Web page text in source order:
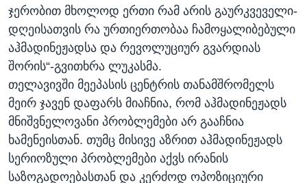
ჯერობით მხოლოდ ერთი რამ არის გაურკვეველი-
დღეისათვის რა ურთიერთობაა ჩამოყალიბებული
აჰმადინეჟადსა და რევოლუციურ გვარდიას
შორის“-გვითხრა ლუკასმა.
თელავივში მეეპასის ცენტრის თანამშრომელს
მეირ ჯავენ დაფარს მიაჩნია, რომ აჰმადინეჟადს
მნიშვნელოვანი პრობლემები არ გააჩნია
ხამენეისთან. თუმც მისივე აზრით აჰმადინეჟადს
სერიოზული პრობლემები აქვს ირანის
საზოგადოებასთან და კერძოდ ოპოზიციური